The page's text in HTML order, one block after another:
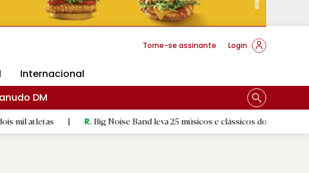
Arquidiocese Braga
Torne-se assinante Login
Internacional
DM
| R.Big Noise Band leva 25 músicos e clássicos do rock à Póvoa de